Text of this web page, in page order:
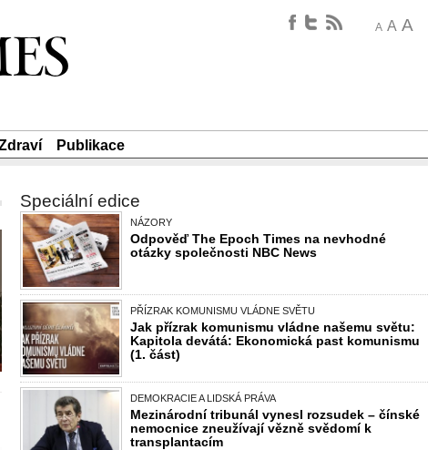
A A A
Publikace
Speciální edice
NÁZORY
Odpověď The Epoch Times na nevhodné
otázky společnosti NBC News
PŘÍZRAK KOMUNISMU VLÁDNE SVĚTU
Jak přízrak komunismu vládne našemu světu:
Kapitola devátá: Ekonomická past komunismu
(1. část)
DEMOKRACIE A LIDSKÁ PRÁVA
Mezinárodní tribunál vynesl rozsudek – čínské
nemocnice zneužívají vězně svědomí k
transplantacím